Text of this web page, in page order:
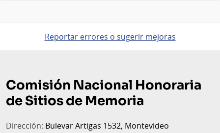
Reportar errores o sugerir mejoras
de
página
Comisión Nacional Honoraria
de Sitios de Memoria
Dirección: Bulevar Artigas 1532, Montevideo